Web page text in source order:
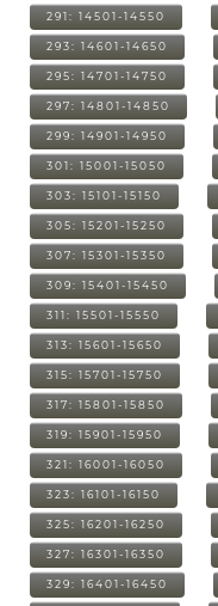
291: 14501-14550
293: 14601-14650
295: 14701-14750
297: 14801-14850
299: 14901-14950
301: 15001-15050
303: 15101-15150
305: 15201-15250
307: 15301-15350
309: 15401-15450
311: 15501-15550
313: 15601-15650
315: 15701-15750
317: 15801-15850
319: 15901-15950
321: 16001-16050
323: 16101-16150
325: 16201-16250
327: 16301-16350
329: 16401-16450